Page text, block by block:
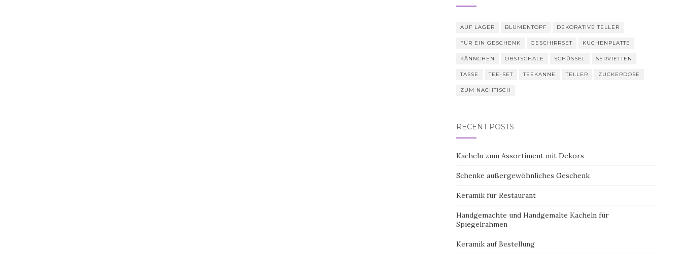
AUF LAGER BLUMENTOPF DEKORATIVE TELLER
FÜR EIN GESCHENK GESCHIRRSET KUCHENPLATTE
KÄNNCHEN OBSTSCHALE SCHÜSSEL SERVIETTEN
TASSE TEE-SET TEEKANNE TELLER ZUCKERDOSE
ZUM NACHTISCH
RECENT POSTS
Kacheln zum Assortiment mit Dekors
Schenke außergewöhnliches Geschenk
Keramik für Restaurant
Handgemachte und Handgemalte Kacheln für
Spiegelrahmen
Keramik auf Bestellung